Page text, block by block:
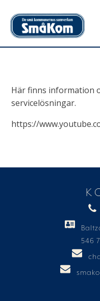
Här finns information
servicelösningar.
https://
546